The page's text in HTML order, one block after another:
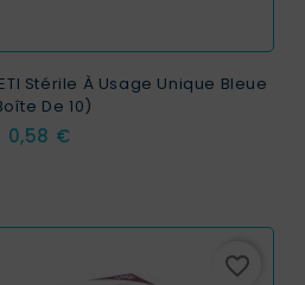
Stérile À Usage Unique Bleue
De 10)
Prix
0,58 €
favorite_border